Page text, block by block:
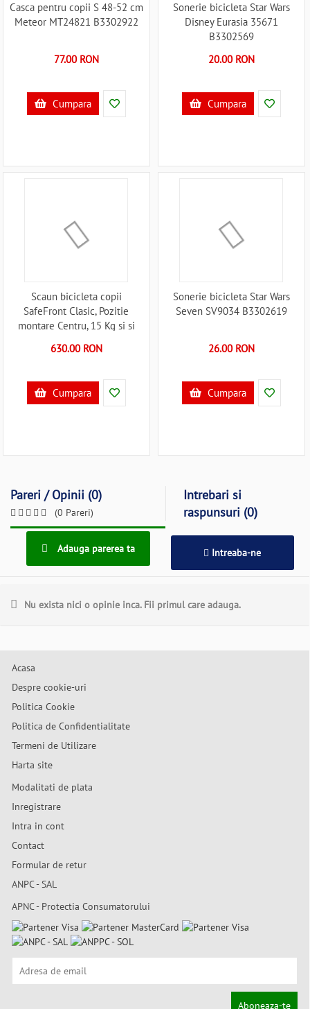
Casca pentru copii S 48-52 cm
Meteor MT24821 B3302922
77.00 RON
Cumpara
Sonerie bicicleta Star Wars
Disney Eurasia 35671
B3302569
20.00 RON
Cumpara
Scaun bicicleta copii
SafeFront Clasic, Pozitie
montare Centru, 15 Kg si si
Penguin WeeRide WR09SKPG
630.00 RON
Cumpara
Sonerie bicicleta Star Wars
Seven SV9034 B3302619
26.00 RON
Cumpara
Pareri / Opinii (0)
(0 Pareri)
Intrebari si
raspunsuri (0)
Adauga parerea ta Intreaba-ne
Nu exista nici o opinie inca. Fii primul care adauga.
Acasa
Despre cookie-uri
Politica Cookie
Politica de Confidentialitate
Termeni de Utilizare
Harta site
Modalitati de plata
Inregistrare
Intra in cont
Contact
Formular de retur
ANPC - SAL
APNC - Protectia Consumatorului
Aboneaza-te